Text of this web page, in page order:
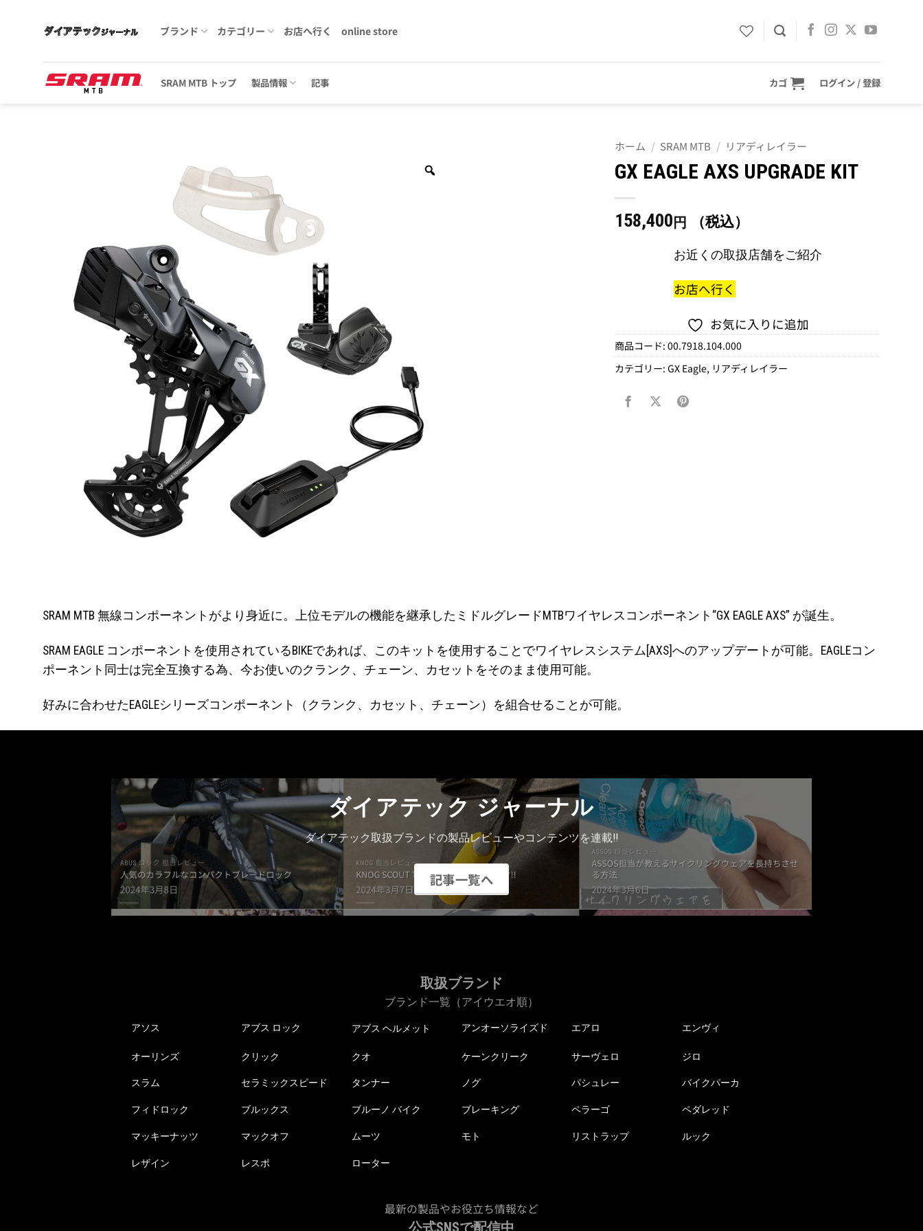
ブランド カテゴリー お店へ行く online store
SRAM MTB トップ 製品情報 記事 カゴ ログイン / 登録
ホーム / SRAM MTB / リアディレイラー
GX EAGLE AXS UPGRADE KIT
158,400 円 （税込）
お近くの取扱店舗をご紹介
お店へ行く
お気に入りに追加
商品コード:00.7918.104.000
カテゴリー:GX Eagle, リアディレイラー
SRAM MTB 無線コンポーネントがより身近に。上位モデルの機能を継承したミドルグレードMTBワイヤレスコンポーネント“GX EAGLE AXS” が誕生。
SRAM EAGLE コンポーネントを使用されているBIKEであれば、このキットを使用することでワイヤレスシステム[AXS]へのアップデートが可能。EAGLEコン
ポーネント同士は完全互換する為、今お使いのクランク、チェーン、カセットをそのまま使用可能。
好みに合わせたEAGLEシリーズコンポーネント（クランク、カセット、チェーン）を組合せることが可能。
ダイアテック ジャーナル
ダイアテック取扱ブランドの製品レビューやコンテンツを連載!!
記事一覧へ
取扱ブランド
ブランド一覧（アイウエオ順）
アソス アブス ロック アブス ヘルメット アンオーソライズド エアロ エンヴィ
オーリンズ クリック クオ ケーンクリーク サーヴェロ ジロ
スラム セラミックスピード タンナー ノグ パシュレー バイクパーカ
フィドロック ブルックス ブルーノ バイク ブレーキング ペラーゴ ペダレッド
マッキーナッツ マックオフ ムーツ モト リストラップ ルック
レザイン レスポ ローター
最新の製品やお役立ち情報など